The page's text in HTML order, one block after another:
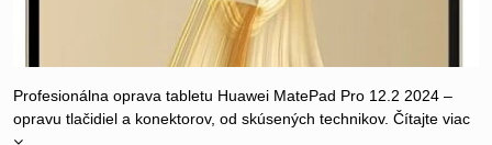
Profesionálna oprava tabletu Huawei MatePad Pro 12.2 2024 –
opravu tlačidiel a konektorov, od skúsených technikov. Čítajte viac